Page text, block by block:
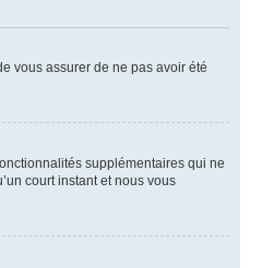
vous assurer de ne pas avoir été
supplémentaires qui ne
court instant et nous vous